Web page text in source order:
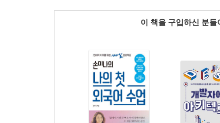
이 책을 구입하신 분